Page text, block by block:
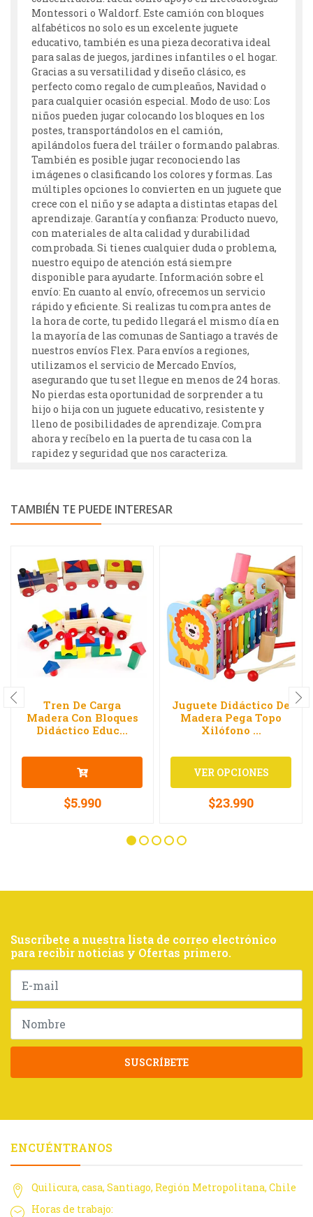
Montessori o Waldorf. Este camión con bloques
alfabéticos no solo es un excelente juguete
educativo, también es una pieza decorativa ideal
para salas de juegos, jardines infantiles o el hogar.
Gracias a su versatilidad y diseño clásico, es
perfecto como regalo de cumpleaños, Navidad o
para cualquier ocasión especial. Modo de uso: Los
niños pueden jugar colocando los bloques en los
postes, transportándolos en el camión,
apilándolos fuera del tráiler o formando palabras.
También es posible jugar reconociendo las
imágenes o clasificando los colores y formas. Las
múltiples opciones lo convierten en un juguete que
crece con el niño y se adapta a distintas etapas del
aprendizaje. Garantía y confianza: Producto nuevo,
con materiales de alta calidad y durabilidad
comprobada. Si tienes cualquier duda o problema,
nuestro equipo de atención está siempre
disponible para ayudarte. Información sobre el
envío: En cuanto al envío, ofrecemos un servicio
rápido y eficiente. Si realizas tu compra antes de
la hora de corte, tu pedido llegará el mismo día en
la mayoría de las comunas de Santiago a través de
nuestros envíos Flex. Para envíos a regiones,
utilizamos el servicio de Mercado Envíos,
asegurando que tu set llegue en menos de 24 horas.
No pierdas esta oportunidad de sorprender a tu
hijo o hija con un juguete educativo, resistente y
lleno de posibilidades de aprendizaje. Compra
ahora y recíbelo en la puerta de tu casa con la
rapidez y seguridad que nos caracteriza.
TAMBIÉN TE PUEDE INTERESAR
Tren De Carga
Madera Con Bloques
Didáctico Educ...
$5.990
Juguete Didáctico De
Madera Pega Topo
Xilófono ...
VER OPCIONES
$23.990
Suscríbete a nuestra lista de correo electrónico
para recibir noticias y Ofertas primero.
SUSCRÍBETE
ENCUÉNTRANOS
Quilicura, casa, Santiago, Región Metropolitana, Chile
Horas de trabajo: